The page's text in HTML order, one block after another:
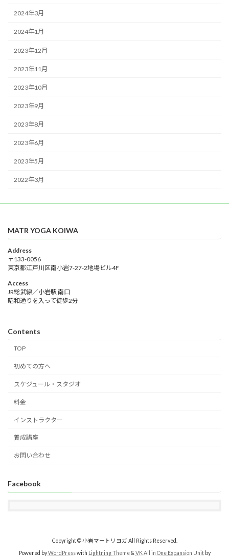
2024年3月
2024年1月
2023年12月
2023年11月
2023年10月
2023年9月
2023年8月
2023年6月
2023年5月
2022年3月
MATR YOGA KOIWA
Address
〒133-0056
東京都江戸川区南小岩7-27-2地場ビル4F
Access
JR総武線／小岩駅 南口
昭和通りを入って徒歩2分
Contents
TOP
初めての方へ
スケジュール・スタジオ
料金
インストラクター
養成講座
お問い合わせ
Facebook
Copyright © 小岩マートリヨガ All Rights Reserved.
Powered byWordPresswith Lightning Theme& VK All in One Expansion Unitby